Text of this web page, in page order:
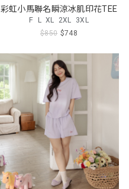
彩虹小馬聯名瞬涼冰肌印花TEE
F L XL 2XL 3XL
$850 $748